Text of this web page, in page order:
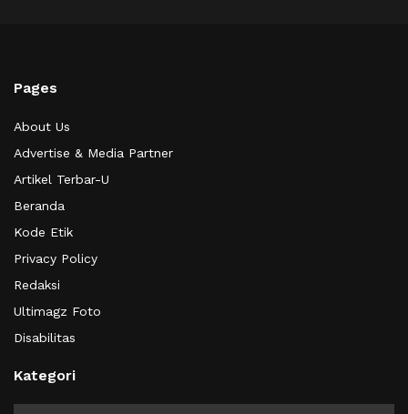
Pages
About Us
Advertise & Media Partner
Artikel Terbar-U
Beranda
Kode Etik
Privacy Policy
Redaksi
Ultimagz Foto
Disabilitas
Kategori